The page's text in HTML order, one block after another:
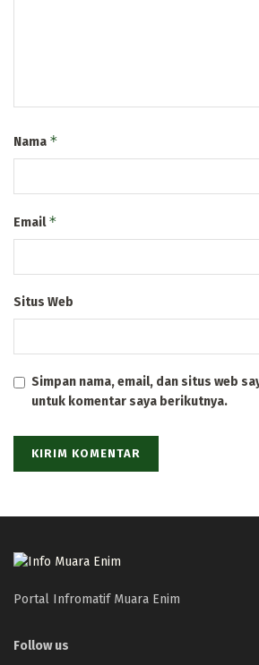
Nama *
Email*
Situs Web
Simpan nama, email, dan situs web
untuk komentar saya berikutnya.
Portal Infromatif Muara Enim
Follow us